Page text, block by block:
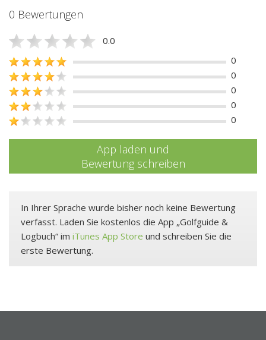
0 Bewertungen
0.0
0
0
0
0
0
App laden und
Bewertung schreiben
In Ihrer Sprache wurde bisher noch keine Bewertung
verfasst. Laden Sie kostenlos die App „Golfguide &
Logbuch“ im iTunes App Store und schreiben Sie die
erste Bewertung.